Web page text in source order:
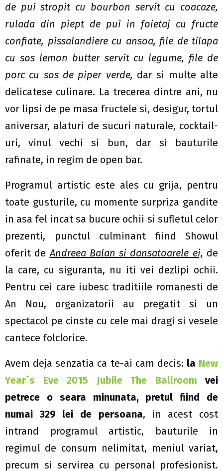
de pui stropit cu bourbon servit cu coacaze,
rulada din piept de pui in foietaj cu fructe
confiate, pissalandiere cu ansoa, file de tilapa
cu sos lemon butter servit cu legume, file de
porc cu sos de piper verde, dar si multe alte
delicatese culinare. La trecerea dintre ani, nu
vor lipsi de pe masa fructele si, desigur, tortul
aniversar, alaturi de sucuri naturale, cocktail-
uri, vinul vechi si bun, dar si bauturile
rafinate, in regim de open bar.
Programul artistic este ales cu grija, pentru
toate gusturile, cu momente surpriza gandite
in asa fel incat sa bucure ochii si sufletul celor
prezenti, punctul culminant fiind Showul
oferit deAndreea Balan si dansatoarele ei, de
la care, cu siguranta, nu iti vei dezlipi ochii.
Pentru cei care iubesc traditiile romanesti de
An Nou, organizatorii au pregatit si un
spectacol pe cinste cu cele mai dragi si vesele
cantece folclorice.
Avem deja senzatia ca te-ai cam decis: la New
Year`s Eve 2015 Jubile The Ballroom vei
petrece o seara minunata, pretul fiind de
numai 329 lei de persoana, in acest cost
intrand programul artistic, bauturile in
regimul de consum nelimitat, meniul variat,
precum si servirea cu personal profesionist.